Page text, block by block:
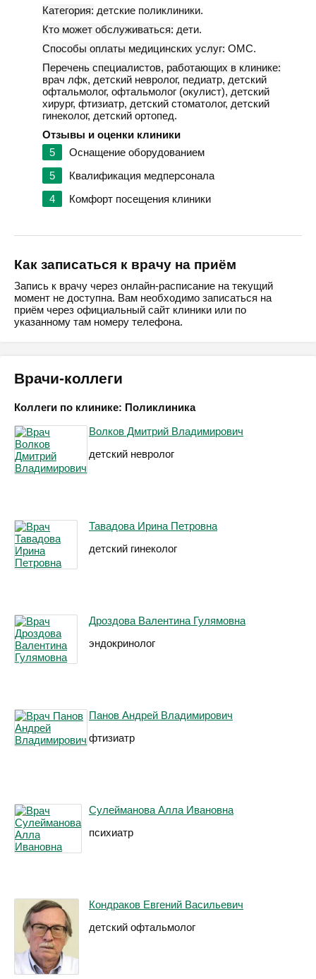
Категория: детские поликлиники.
Кто может обслуживаться: дети.
Способы оплаты медицинских услуг: ОМС.
Перечень специалистов, работающих в клинике:
врач лфк, детский невролог, педиатр, детский
офтальмолог, офтальмолог (окулист), детский
хирург, фтизиатр, детский стоматолог, детский
гинеколог, детский ортопед.
Отзывы и оценки клиники
5
Оснащение оборудованием
5
Квалификация медперсонала
4
Комфорт посещения клиники
Как записаться к врачу на приём
Запись к врачу через онлайн-расписание на текущий
момент не доступна. Вам необходимо записаться на
приём через официальный сайт клиники или по
указанному там номеру телефона.
Врачи-коллеги
Коллеги по клинике: Поликлиника
Волков Дмитрий Владимирович
детский невролог
Тавадова Ирина Петровна
детский гинеколог
Дроздова Валентина Гулямовна
эндокринолог
Панов Андрей Владимирович
фтизиатр
Сулейманова Алла Ивановна
психиатр
Кондраков Евгений Васильевич
детский офтальмолог